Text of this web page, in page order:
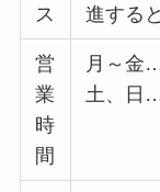
ス
進する
営
業
時
間
月～金
土、日